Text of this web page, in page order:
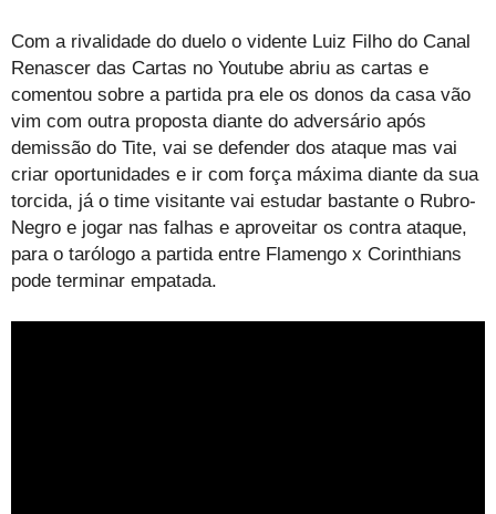
Com a rivalidade do duelo o vidente Luiz Filho do Canal
Renascer das Cartas no Youtube abriu as cartas e
comentou sobre a partida pra ele os donos da casa vão
vim com outra proposta diante do adversário após
demissão do Tite, vai se defender dos ataque mas vai
criar oportunidades e ir com força máxima diante da sua
torcida, já o time visitante vai estudar bastante o Rubro-
Negro e jogar nas falhas e aproveitar os contra ataque,
para o tarólogo a partida entre Flamengo x Corinthians
pode terminar empatada.